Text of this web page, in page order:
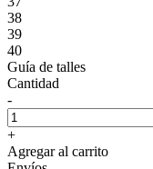
38
39
40
Guía de talles
Cantidad
-
+
Agregar al carrito